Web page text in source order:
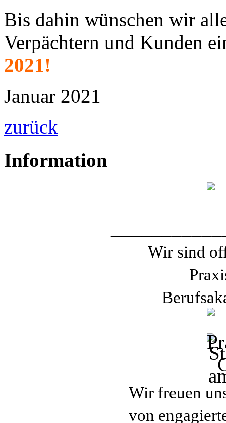
Bis dahin wünschen wir
Verpächtern und Kunden
2021!
Januar 2021
zurück
Information
Wir sind
Wir freuen
von